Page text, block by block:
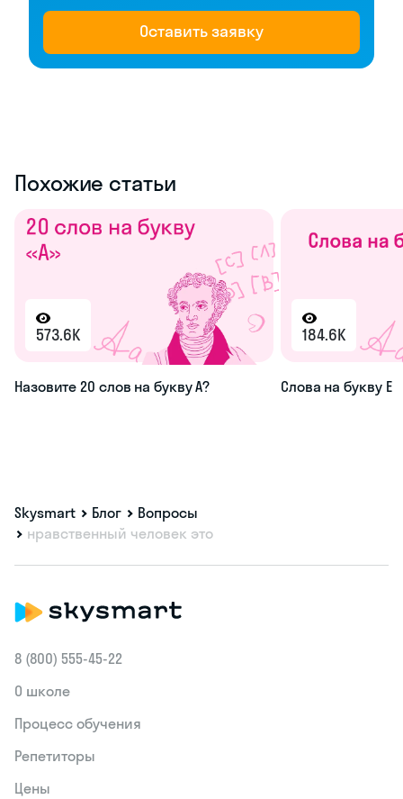
Оставить заявку
Похожие статьи
573.6K
Назовите 20 слов на букву А?
184.6K
Слова на букву Е
Skysmart Блог
Вопросы
нравственный человек это
8 (800) 555‑45-22
О школе
Процесс обучения
Репетиторы
Цены